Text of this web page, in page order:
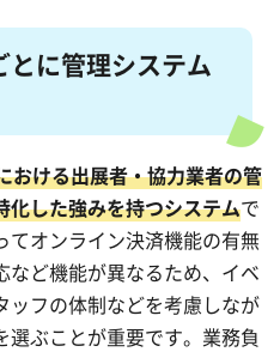
に管理システム
おける出展者・協力業者の管
化した強みを持つシステムで
てオンライン決済機能の有無
など機能が異なるため、イベ
ッフの体制などを考慮しなが
選ぶことが重要です。業務負